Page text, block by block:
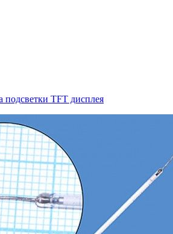
TFT дисплея